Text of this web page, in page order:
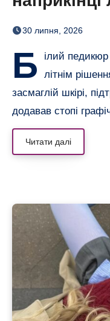
сіро-
30 липня, 2026
Б
ілий
літнім
засмаглій шкірі,
додавав стопі
Читати далі